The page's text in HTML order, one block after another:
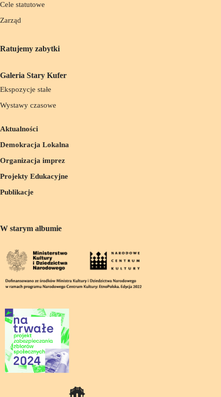
Cele statutowe
Zarząd
Ratujemy zabytki
Galeria Stary Kufer
Ekspozycje stałe
Wystawy czasowe
Aktualności
Demokracja Lokalna
Organizacja imprez
Projekty Edukacyjne
Publikacje
W starym albumie